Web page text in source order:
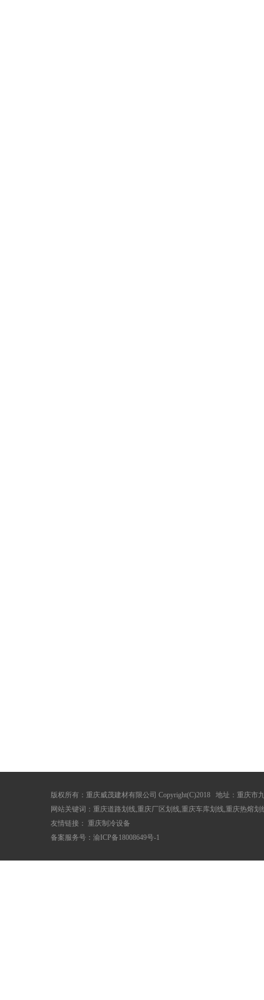
版权所有：重庆威茂建材有限公司 Copyright(C)2018 地址：重庆
网站关键词：重庆道路划线,重庆厂区划线,重庆车库划线,重庆热熔
友情链接： 重庆制冷设备
备案服务号： 渝ICP备18008649号-1